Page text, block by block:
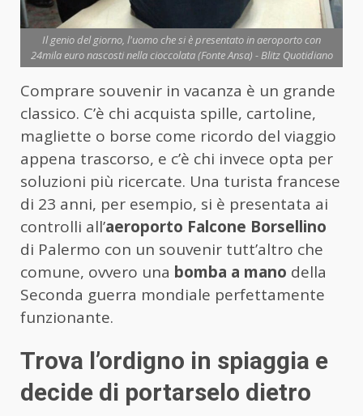
Il genio del giorno, l'uomo che si è presentato in aeroporto con
24mila euro nascosti nella cioccolata (Fonte Ansa) - Blitz Quotidiano
Comprare souvenir in vacanza è un grande
classico. C’è chi acquista spille, cartoline,
magliette o borse come ricordo del viaggio
appena trascorso, e c’è chi invece opta per
soluzioni più ricercate. Una turista francese
di 23 anni, per esempio, si è presentata ai
controlli all’aeroporto Falcone Borsellino
di Palermo con un souvenir tutt’altro che
comune, ovvero una bomba a mano della
Seconda guerra mondiale perfettamente
funzionante.
Trova l’ordigno in spiaggia e
decide di portarselo dietro